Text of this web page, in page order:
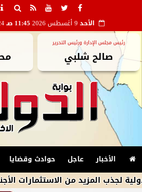
الأحد 11:45 صـ 24
رئيس مجلس الإدارة ورئيس التحرير
صالح شلبي
الأخبار عاجل حوادث وقضايا
من الاستثمارات الأجنبية